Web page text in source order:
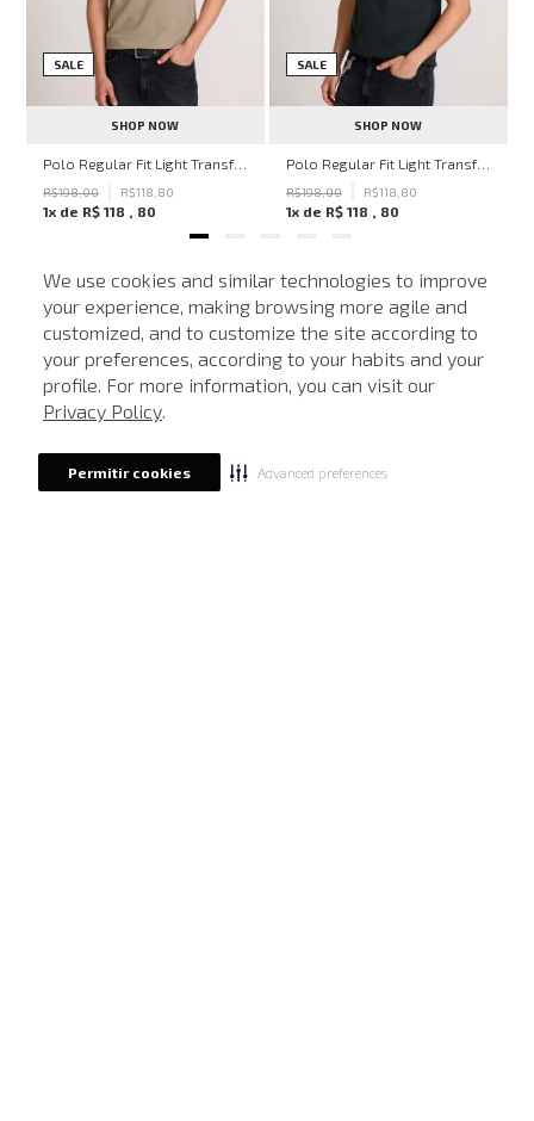
We use cookies and similar technologies to improve
your experience, making browsing more agile and
customized, and to customize the site according to
your preferences, according to your habits and your
profile. For more information, you can visit our
Privacy Policy.
Permitir cookies Advanced preferences
SALE
SHOP NOW
Polo Regular Fit Light Transfer Bege Médio John John Masculina
R$198,00 R$118 80
1x de R$ 118 80
SALE
SHOP NOW
Polo Regular Fit Light Transfer Verde Escuro John John Masculina
R$198,00 R$118 80
1x de R$ 118 80
NEWSLETTER
Cadastre seu e-mail para receber nossas novidades.
Eu li, estou ciente das condições de tratamento dos meus dados pessoais e forneço